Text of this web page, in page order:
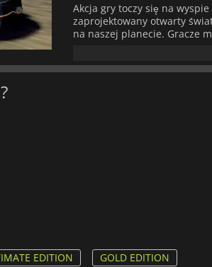
Akcja gry toczy się na
zaprojektowany otwarty
na naszej planecie. Gracze
skąpanych w słońcu
tropikalne lasy deszczowe i
oferuje odmienne wrażenia
jazdą, zapewniając ciągłą
stylu jazdy. Gra wprowadza
tematycznych kampanii,
motoryzacyjnych. Każda
wydarzenia specjalne
przygody terenowe,
oraz profesjonalne sporty
wyjątkowe wrażenia z gry,
Kolekcja pojazdów jest
własny garaż, korzystając z
EDITION
GOLD EDITION